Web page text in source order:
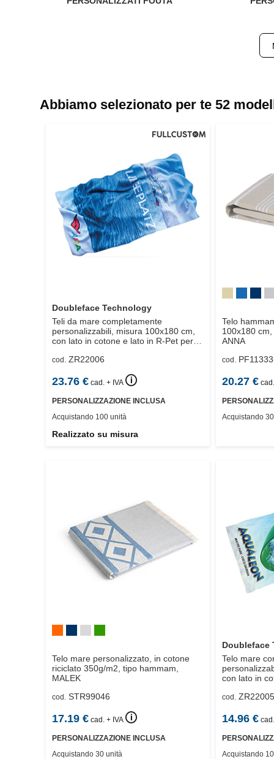
Abbiamo selezionato per te 52
Doubleface Technology
Teli da mare completamente
personalizzabili, misura 100x180 cm,
con lato in cotone e lato in R-Pet per
cod. ZR22006
23.76 € cad. + IVA 🛈
PERSONALIZZAZIONE INCLUSA
Acquistando 100 unità
Realizzato su misura
Telo
100x180
ANNA
cod.
20.27€
Acquistando
Telo mare personalizzato, in cotone
riciclato 350g/m2, tipo hammam,
MALEK
cod. STR99046
17.19 € cad. + IVA 🛈
PERSONALIZZAZIONE INCLUSA
Acquistando 30 unità
Doubleface
Telo mare
con lato in
cod. ZR22005
14.96€
Acquistando